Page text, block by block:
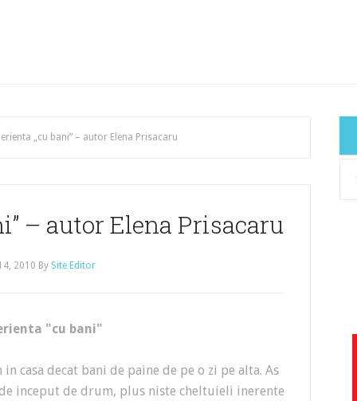
„cu bani” – autor Elena Prisacaru
– autor Elena Prisacaru
2010 By Site Editor
"cu bani"
casa decat bani de paine de pe o zi pe alta. As
inceput de drum, plus niste cheltuieli inerente